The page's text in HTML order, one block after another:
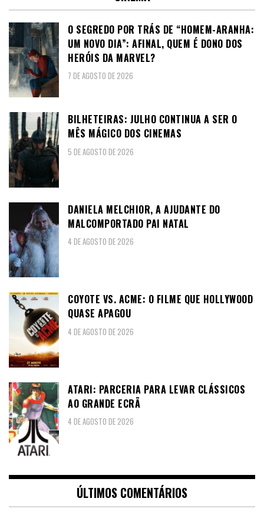
O SEGREDO POR TRÁS DE “HOMEM-ARANHA:
UM NOVO DIA”: AFINAL, QUEM É DONO DOS
HERÓIS DA MARVEL?
7 DE AGOSTO DE 2026
BILHETEIRAS: JULHO CONTINUA A SER O
MÊS MÁGICO DOS CINEMAS
5 DE AGOSTO DE 2026
DANIELA MELCHIOR, A AJUDANTE DO
MALCOMPORTADO PAI NATAL
4 DE AGOSTO DE 2026
COYOTE VS. ACME: O FILME QUE HOLLYWOOD
QUASE APAGOU
4 DE AGOSTO DE 2026
ATARI: PARCERIA PARA LEVAR CLÁSSICOS
AO GRANDE ECRÃ
4 DE AGOSTO DE 2026
ÚLTIMOS COMENTÁRIOS